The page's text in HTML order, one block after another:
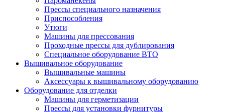
Прессы специального назначения
Приспособления
Утюги
Машины для прессования
Проходные прессы для дублирования
Специальное оборудование ВТО
Вышивальное оборудование
Вышивальные машины
Аксессуары к вышивальному оборудованию
Оборудование для отделки
Машины для герметизации
Прессы для установки фурнитуры